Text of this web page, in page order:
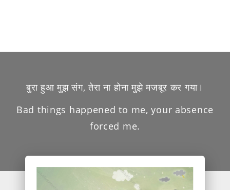
बुरा हुआ मुझ संग, तेरा ना होना मुझे मजबूर कर गया।
Bad things happened to me, your absence
forced me.